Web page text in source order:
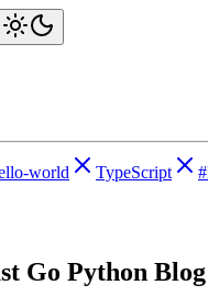
world TypeScript
Go Python Blog